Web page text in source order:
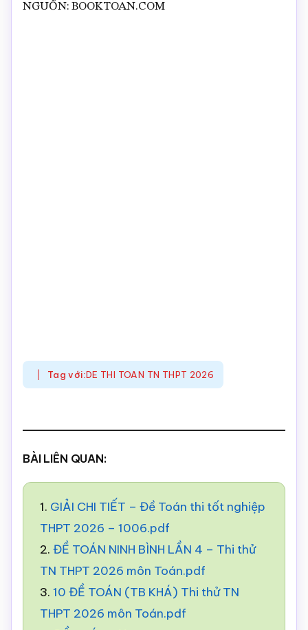
NGUỒN: BOOKTOAN.COM
Tag với:DE THI TOAN TN THPT 2026
BÀI LIÊN QUAN:
1. GIẢI CHI TIẾT – Đề Toán thi tốt nghiệp
THPT 2026 – 1006.pdf
2. ĐỀ TOÁN NINH BÌNH LẦN 4 – Thi thử
TN THPT 2026 môn Toán.pdf
3. 10 ĐỀ TOÁN (TB KHÁ) Thi thử TN
THPT 2026 môn Toán.pdf